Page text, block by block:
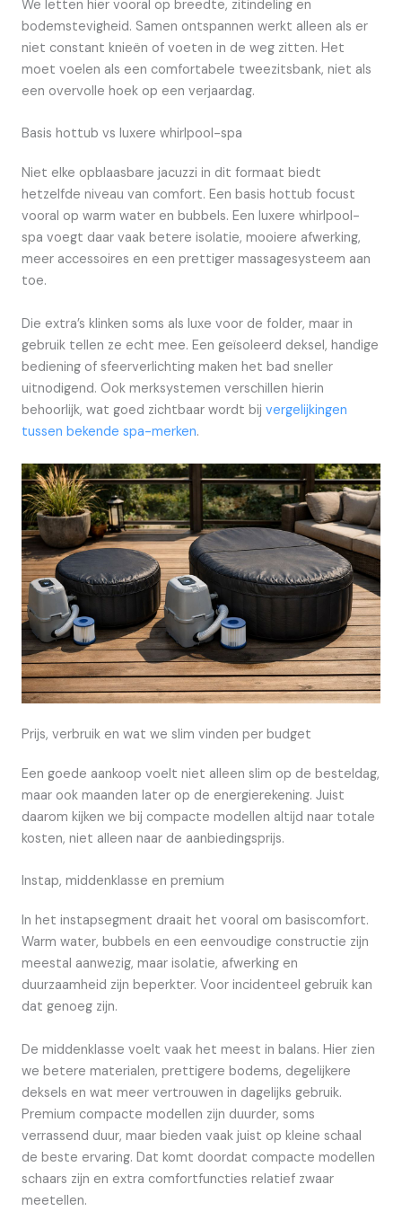
We letten hier vooral op breedte, zitindeling en
bodemstevigheid. Samen ontspannen werkt alleen als er
niet constant knieën of voeten in de weg zitten. Het
moet voelen als een comfortabele tweezitsbank, niet als
een overvolle hoek op een verjaardag.
Basis hottub vs luxere whirlpool-spa
Niet elke opblaasbare jacuzzi in dit formaat biedt
hetzelfde niveau van comfort. Een basis hottub focust
vooral op warm water en bubbels. Een luxere whirlpool-
spa voegt daar vaak betere isolatie, mooiere afwerking,
meer accessoires en een prettiger massagesysteem aan
toe.
Die extra’s klinken soms als luxe voor de folder, maar in
gebruik tellen ze echt mee. Een geïsoleerd deksel, handige
bediening of sfeerverlichting maken het bad sneller
uitnodigend. Ook merksystemen verschillen hierin
behoorlijk, wat goed zichtbaar wordt bij vergelijkingen
tussen bekende spa-merken.
Prijs, verbruik en wat we slim vinden per budget
Een goede aankoop voelt niet alleen slim op de besteldag,
maar ook maanden later op de energierekening. Juist
daarom kijken we bij compacte modellen altijd naar totale
kosten, niet alleen naar de aanbiedingsprijs.
Instap, middenklasse en premium
In het instapsegment draait het vooral om basiscomfort.
Warm water, bubbels en een eenvoudige constructie zijn
meestal aanwezig, maar isolatie, afwerking en
duurzaamheid zijn beperkter. Voor incidenteel gebruik kan
dat genoeg zijn.
De middenklasse voelt vaak het meest in balans. Hier zien
we betere materialen, prettigere bodems, degelijkere
deksels en wat meer vertrouwen in dagelijks gebruik.
Premium compacte modellen zijn duurder, soms
verrassend duur, maar bieden vaak juist op kleine schaal
de beste ervaring. Dat komt doordat compacte modellen
schaars zijn en extra comfortfuncties relatief zwaar
meetellen.